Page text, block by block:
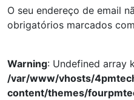
O seu endereço de email
obrigatórios marcados com
Warning: Undefined array
/var/www/vhosts/
content/themes/